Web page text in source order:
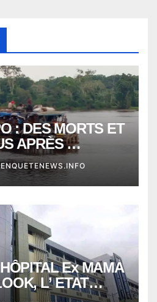
: DES MORTS ET
APRÈS
BALEINIERE
DE
ENQUETENEWS.INFO
Ex MAMA
L’ ETAT